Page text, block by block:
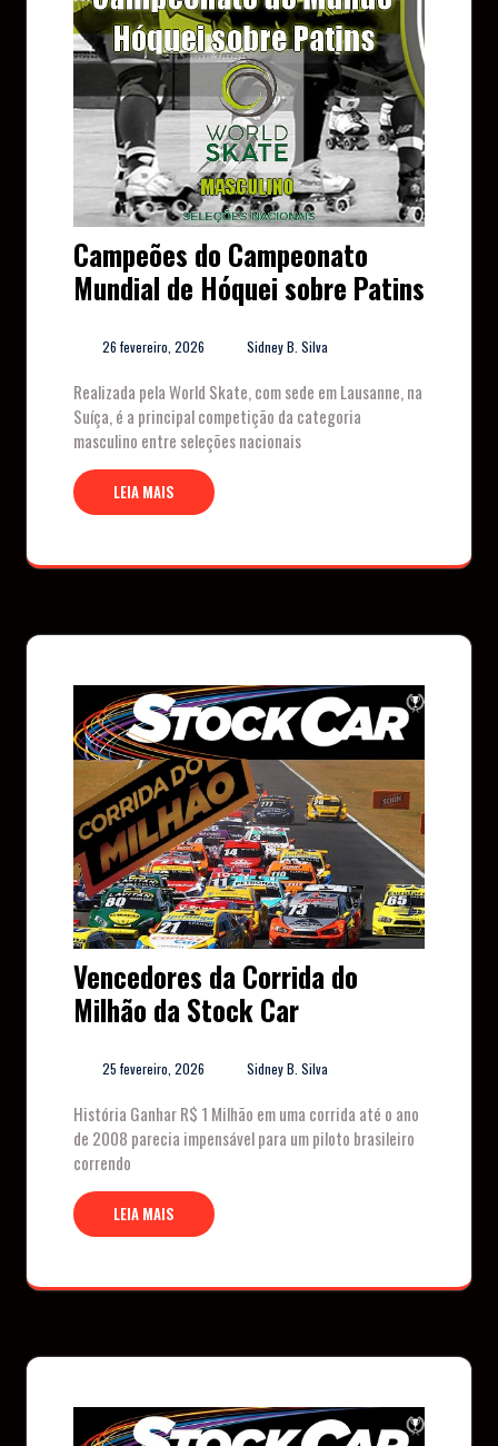
Campeões do Campeonato
Mundial de Hóquei sobre Patins
26 fevereiro, 2026 Sidney B. Silva
Realizada pela World Skate, com sede em Lausanne, na
Suíça, é a principal competição da categoria
masculino entre seleções nacionais
LEIA MAIS
Vencedores da Corrida do
Milhão da Stock Car
25 fevereiro, 2026 Sidney B. Silva
História Ganhar R$ 1 Milhão em uma corrida até o ano
de 2008 parecia impensável para um piloto brasileiro
correndo
LEIA MAIS